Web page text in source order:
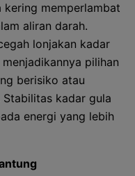
kering memperlambat
aliran darah.
lonjakan kadar
pilihan
berisiko atau
kadar gula
energi yang lebih